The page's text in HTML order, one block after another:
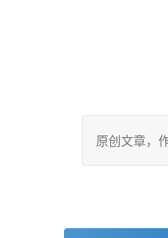
原创文章，